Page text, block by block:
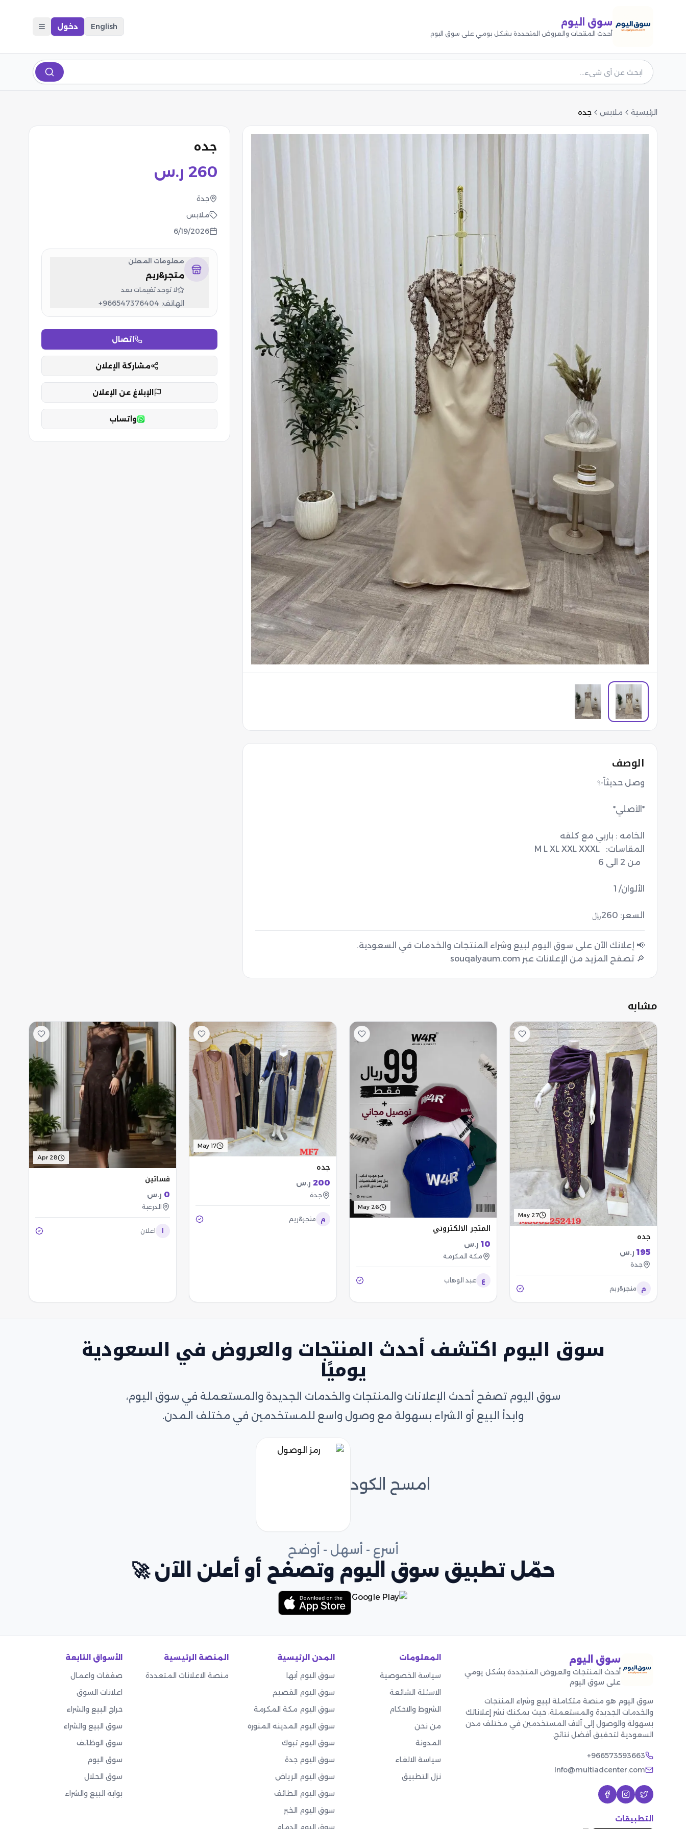
سوق اليوم
أحدث المنتجات والعروض المتجددة بشكل يومي على سوق اليوم
English دخول
الرئيسية ملابس جده
الوصف
السعر: 260﷼
🔎 تصفح المزيد من الإعلانات عبر souqalyaum.com
جده
260 ر.س
جدة
ملابس
6/19/2026
معلومات المعلن
متجر&ريم
لا توجد تقييمات بعد
الهاتف: +966547376404
اتصال
مشاركة الإعلان
الإبلاغ عن الإعلان
واتساب
مشابه
May 27
جده
195 ر.س
جدة
م متجر&ريم
May 26
المتجر الالكتروني
10 ر.س
مكة المكرمة
ع عبد الوهاب
May 17
جده
200 ر.س
جدة
م متجر&ريم
Apr 28
فساتين
0 ر.س
الدرعية
اعلان
سوق اليوم اكتشف أحدث المنتجات والعروض في السعودية
يوميًا
سوق اليوم تصفح أحدث الإعلانات والمنتجات والخدمات الجديدة والمستعملة في سوق اليوم،
وابدأ البيع أو الشراء بسهولة مع وصول واسع للمستخدمين في مختلف المدن.
امسح الكود
أسرع - أسهل - أوضح
حمّل تطبيق سوق اليوم وتصفح أو أعلن الآن 🚀
سوق اليوم
أحدث المنتجات والعروض المتجددة بشكل يومي
على سوق اليوم
سوق اليوم هو منصة متكاملة لبيع وشراء المنتجات
والخدمات الجديدة والمستعملة، حيث يمكنك نشر إعلاناتك
بسهولة والوصول إلى آلاف المستخدمين في مختلف مدن
السعودية لتحقيق أفضل نتائج.
+966573593663
Info@multiadcenter.com
التطبيقات
المعلومات
سياسة الخصوصية
الاسئلة الشائعة
الشروط والاحكام
من نحن
المدونة
سياسة الالغاء
نزل التطبيق
المدن الرئيسية
سوق اليوم أبها
سوق اليوم القصيم
سوق اليوم مكة المكرمة
سوق اليوم المدينه المنوره
سوق اليوم تبوك
سوق اليوم جدة
سوق اليوم الرياض
سوق اليوم الطائف
سوق اليوم الخبر
سوق اليوم الدمام
المنصة الرئيسية
منصة الاعلانات المتعددة
الأسواق التابعة
صفقات واعمال
اعلانات السوق
حراج البيع والشراء
سوق البيع والشراء
سوق الوظائف
سوق اليوم
سوق الحلال
بوابة البيع والشراء